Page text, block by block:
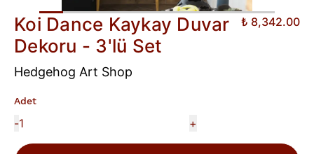
Koi Dance Kaykay Duvar
Dekoru - 3'lü Set
₺ 8,342.00
Hedgehog Art Shop
Adet
- +